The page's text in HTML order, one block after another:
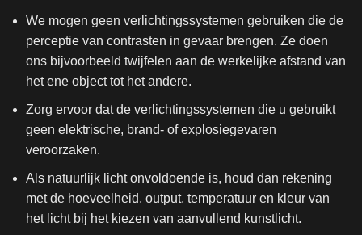
We mogen geen verlichtingssystemen gebruiken die de
perceptie van contrasten in gevaar brengen. Ze doen
ons bijvoorbeeld twijfelen aan de werkelijke afstand van
het ene object tot het andere.
Zorg ervoor dat de verlichtingssystemen die u gebruikt
geen elektrische, brand- of explosiegevaren
veroorzaken.
Als natuurlijk licht onvoldoende is, houd dan rekening
met de hoeveelheid, output, temperatuur en kleur van
het licht bij het kiezen van aanvullend kunstlicht.